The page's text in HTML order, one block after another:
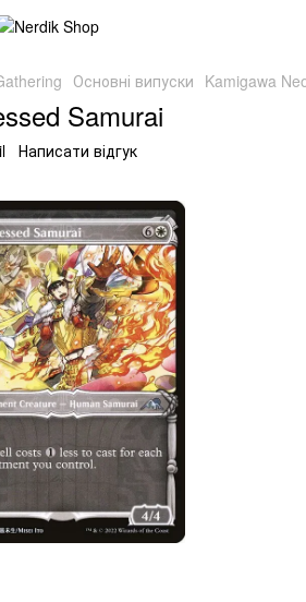
Основні випуски Kamigawa
Samurai
Написати відгук